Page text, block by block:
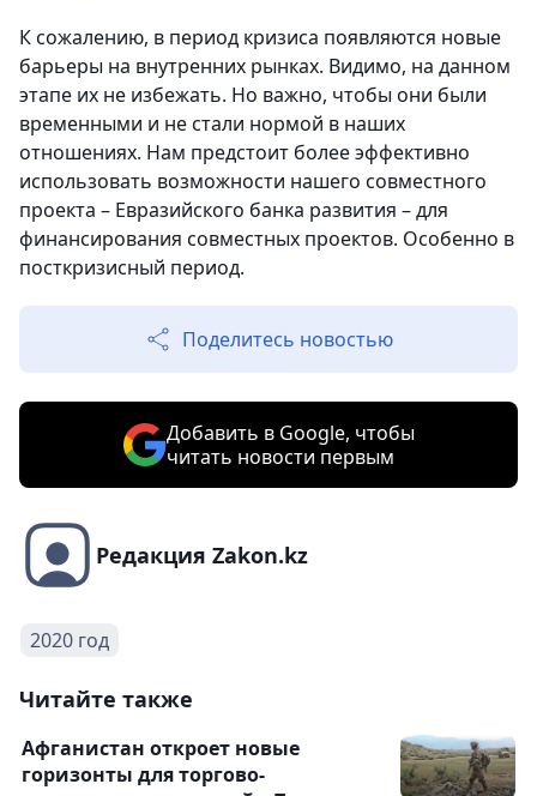
К сожалению, в период кризиса появляются новые
барьеры на внутренних рынках. Видимо, на данном
этапе их не избежать. Но важно, чтобы они были
временными и не стали нормой в наших
отношениях. Нам предстоит более эффективно
использовать возможности нашего совместного
проекта – Евразийского банка развития – для
финансирования совместных проектов. Особенно в
посткризисный период.
Поделитесь новостью
Добавить в Google, чтобы
читать новости первым
Редакция Zakon.kz
2020 год
Читайте также
Афганистан откроет новые
горизонты для торгово-